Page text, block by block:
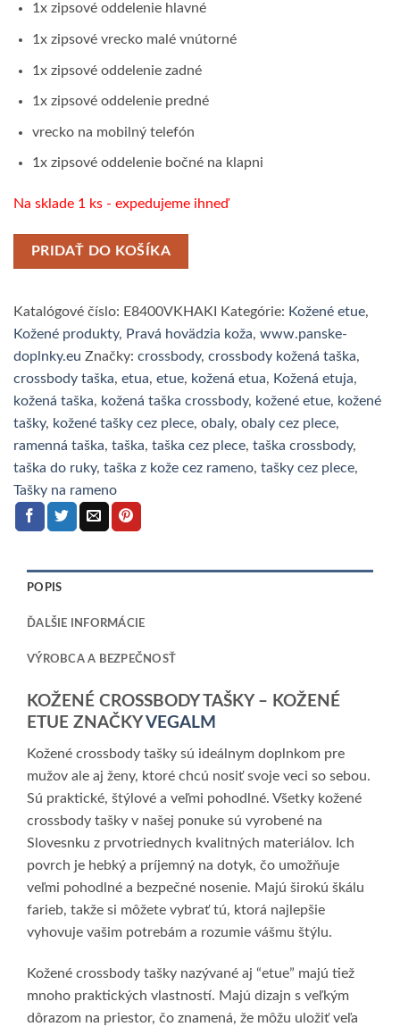
1x zipsové oddelenie hlavné
1x zipsové vrecko malé vnútorné
1x zipsové oddelenie zadné
1x zipsové oddelenie predné
vrecko na mobilný telefón
1x zipsové oddelenie bočné na klapni
Na sklade 1 ks - expedujeme ihneď
PRIDAŤ DO KOŠÍKA
Katalógové číslo: E8400VKHAKI Kategórie: Kožené etue,
Kožené produkty, Pravá hovädzia koža, www.panske-
doplnky.eu Značky: crossbody, crossbody kožená taška,
crossbody taška, etua, etue, kožená etua, Kožená etuja,
kožená taška, kožená taška crossbody, kožené etue, kožené
tašky, kožené tašky cez plece, obaly, obaly cez plece,
ramenná taška, taška, taška cez plece, taška crossbody,
taška do ruky, taška z kože cez rameno, tašky cez plece,
Tašky na rameno
POPIS
ĎALŠIE INFORMÁCIE
VÝROBCA A BEZPEČNOSŤ
KOŽENÉ CROSSBODY TAŠKY – KOŽENÉ
ETUE ZNAČKY VEGALM
Kožené crossbody tašky sú ideálnym doplnkom pre
mužov ale aj ženy, ktoré chcú nosiť svoje veci so sebou.
Sú praktické, štýlové a veľmi pohodlné. Všetky kožené
crossbody tašky v našej ponuke sú vyrobené na
Slovesnku z prvotriednych kvalitných materiálov. Ich
povrch je hebký a príjemný na dotyk, čo umožňuje
veľmi pohodlné a bezpečné nosenie. Majú širokú škálu
farieb, takže si môžete vybrať tú, ktorá najlepšie
vyhovuje vašim potrebám a rozumie vášmu štýlu.
Kožené crossbody tašky nazývané aj “etue” majú tiež
mnoho praktických vlastností. Majú dizajn s veľkým
dôrazom na priestor, čo znamená, že môžu uložiť veľa